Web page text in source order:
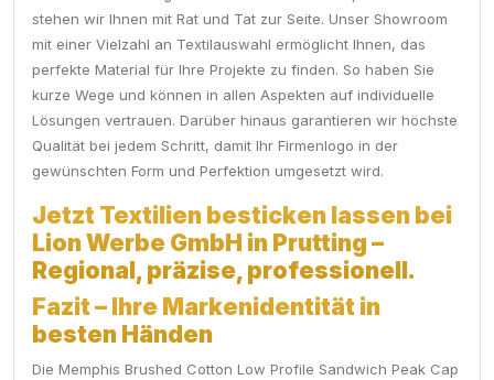
stehen wir Ihnen mit Rat und Tat zur Seite. Unser Showroom
mit einer Vielzahl an Textilauswahl ermöglicht Ihnen, das
perfekte Material für Ihre Projekte zu finden. So haben Sie
kurze Wege und können in allen Aspekten auf individuelle
Lösungen vertrauen. Darüber hinaus garantieren wir höchste
Qualität bei jedem Schritt, damit Ihr Firmenlogo in der
gewünschten Form und Perfektion umgesetzt wird.
Jetzt Textilien besticken lassen bei
Lion Werbe GmbH in Prutting –
Regional, präzise, professionell.
Fazit – Ihre Markenidentität in
besten Händen
Die Memphis Brushed Cotton Low Profile Sandwich Peak Cap